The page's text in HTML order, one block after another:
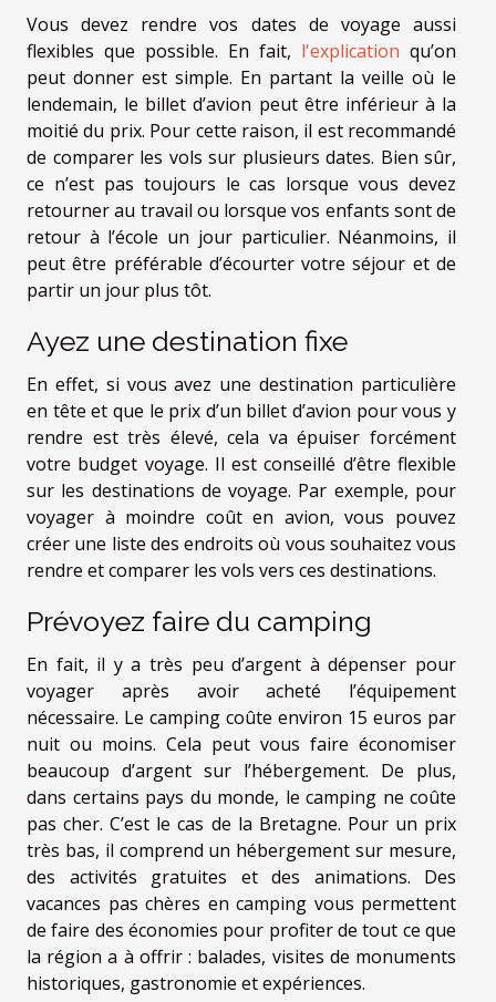
Vous devez rendre vos dates de voyage aussi
flexibles que possible. En fait, l'explication qu’on
peut donner est simple. En partant la veille où le
lendemain, le billet d’avion peut être inférieur à la
moitié du prix. Pour cette raison, il est recommandé
de comparer les vols sur plusieurs dates. Bien sûr,
ce n’est pas toujours le cas lorsque vous devez
retourner au travail ou lorsque vos enfants sont de
retour à l’école un jour particulier. Néanmoins, il
peut être préférable d’écourter votre séjour et de
partir un jour plus tôt.
Ayez une destination fixe
En effet, si vous avez une destination particulière
en tête et que le prix d’un billet d’avion pour vous y
rendre est très élevé, cela va épuiser forcément
votre budget voyage. Il est conseillé d’être flexible
sur les destinations de voyage. Par exemple, pour
voyager à moindre coût en avion, vous pouvez
créer une liste des endroits où vous souhaitez vous
rendre et comparer les vols vers ces destinations.
Prévoyez faire du camping
En fait, il y a très peu d’argent à dépenser pour
voyager après avoir acheté l’équipement
nécessaire. Le camping coûte environ 15 euros par
nuit ou moins. Cela peut vous faire économiser
beaucoup d’argent sur l’hébergement. De plus,
dans certains pays du monde, le camping ne coûte
pas cher. C’est le cas de la Bretagne. Pour un prix
très bas, il comprend un hébergement sur mesure,
des activités gratuites et des animations. Des
vacances pas chères en camping vous permettent
de faire des économies pour profiter de tout ce que
la région a à offrir : balades, visites de monuments
historiques, gastronomie et expériences.